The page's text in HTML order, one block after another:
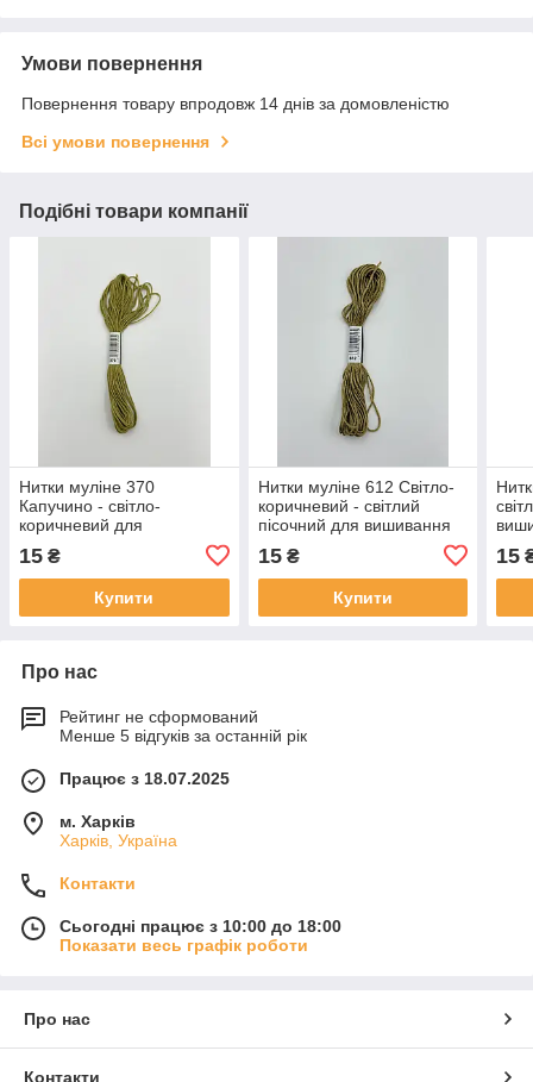
Умови повернення
Повернення товару впродовж 14 днів за домовленістю
Всі умови повернення
Подібні товари компанії
Нитки муліне 370
Капучино - світло-
коричневий для
15 ₴
Купити
Нитки муліне 612 Світло-
коричневий - світлий
пісочний для вишивання
15₴
Купити
15
Про нас
Рейтинг не сформований
Менше 5 відгуків за останній рік
Працює з 18.07.2025
м. Харків
Харків, Україна
Контакти
Сьогодні працює з 10:00 до 18:00
Показати весь графік роботи
Про нас
Контакти